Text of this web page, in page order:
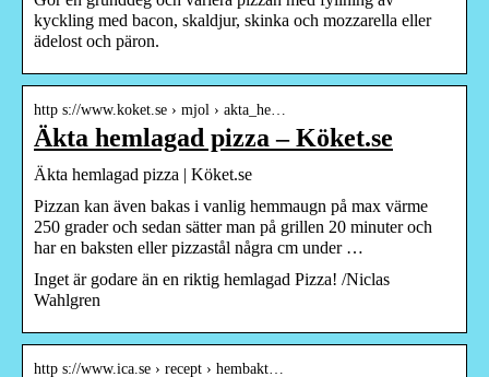
kyckling med bacon, skaldjur, skinka och mozzarella eller
ädelost och päron.
http s://www.koket.se › mjol › akta_he…
Äkta hemlagad pizza – Köket.se
Äkta hemlagad pizza | Köket.se
Pizzan kan även bakas i vanlig hemmaugn på max värme
250 grader och sedan sätter man på grillen 20 minuter och
har en baksten eller pizzastål några cm under …
Inget är godare än en riktig hemlagad Pizza! /Niclas
Wahlgren
http s://www.ica.se › recept › hembakt…